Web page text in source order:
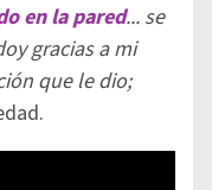
en la pared... se
gracias a mi
que le dio;